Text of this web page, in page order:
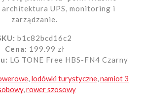
architektura UPS, monitoring i
zarządzanie.
b1c82bcd16c2
Cena: 199.99 zł
LG TONE Free HBS-FN4 Czarny
, lodówki turystyczne,namiot 3
,rower szosowy